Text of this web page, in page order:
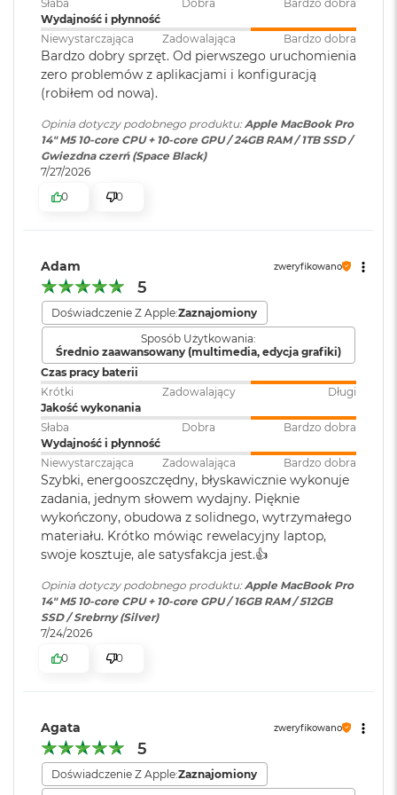
M
a
c
B
o
o
A
i
r
5
B
M
a
c
B
o
k
A
i
r
T
B
M
a
c
B
o
k
A
i
r
M
a
c
B
o
Kolory
1 miliard kolorów
Szeroka gama kolorów (P3)
Technologia True Tone
Częstotliwość odświeżania
Technologia ProMotion zapewniająca adaptacyjną częstotliwość
Stałe częstotliwości odświeżania: 47,95 Hz, 48,00 Hz, 50,00 Hz,
59,94 Hz, 60,00 Hz
Chip
Apple M5
10-rdzeniowe CPU z 4 rdzeniami zapewniającymi wydajność i 6
rdzeniami energooszczędnymii
10-rdzeniowe GPU
16-rdzeniowy system Neural Engine
Sprzętowa akceleracja ray tracingu
Silnik dekodowania wideo
Silnik kodowania wideo
Klawiatura
numeryczna
NIE
Podświetlana
klawiatura:
TAK
Touch ID
Obsługa
wyświetlaczy
wyświetlaczy zewnętrznych do
portu Thunderbolt lub jednego
wyświetlacza do 6K przy 60 Hz
podłączonego do portu
Thunderbolt i jednego
wyświetlacza do 4K przy 144 Hz
podłączonego do portu HDMI
Odtwarzanie wideo: Obsługiwane formaty: m.in.
HEVC, H.264, AV1 i ProRes; HDR z
Dolby Vision, HDR10 i HLG
Odtwarzanie
Obsługiwane formaty: m.in.
Dolby Digital, Dolby Digital
Plus i Dolby Atmos
Zainstalowany
Wersja systemu
operacyjnego:
macOS Sequoia lub nowszy
Słaba
Dobra
Bardzo dobra
Wydajność i płynność
Niewystarczająca
Zadowalająca Bardzo dobra
Bardzo dobry sprzęt. Od pierwszego uruchomienia
zero problemów z aplikacjami i konfiguracją
(robiłem od nowa).
Opinia dotyczy podobnego produktu:Apple MacBook Pro
14" M5 10-core CPU + 10-core GPU / 24GB RAM / 1TB SSD /
Gwiezdna czerń (Space Black)
7/27/2026
0
0
Adam zweryfikowano
5
Doświadczenie Z Apple:Zaznajomiony
Sposób Użytkowania:
Średnio zaawansowany (multimedia, edycja grafiki)
Czas pracy baterii
Krótki
Zadowalający
Długi
Jakość wykonania
Słaba
Dobra
Bardzo dobra
Wydajność i płynność
Niewystarczająca
Zadowalająca Bardzo dobra
Szybki, energooszczędny, błyskawicznie wykonuje
zadania, jednym słowem wydajny. Pięknie
wykończony, obudowa z solidnego, wytrzymałego
materiału. Krótko mówiąc rewelacyjny laptop,
swoje kosztuje, ale satysfakcja jest.👍
Opinia dotyczy podobnego produktu: Apple MacBook Pro
14" M5 10-core CPU + 10-core GPU / 16GB RAM / 512GB
SSD / Srebrny (Silver)
7/24/2026
0
0
Agata zweryfikowano
5
Doświadczenie Z Apple:Zaznajomiony